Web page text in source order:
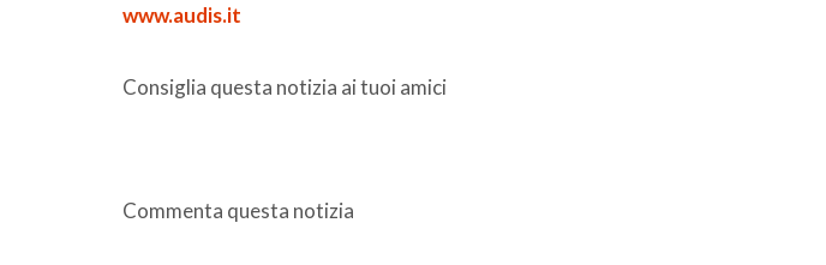
www.audis.it
Consiglia questa notizia ai tuoi amici
Commenta questa notizia